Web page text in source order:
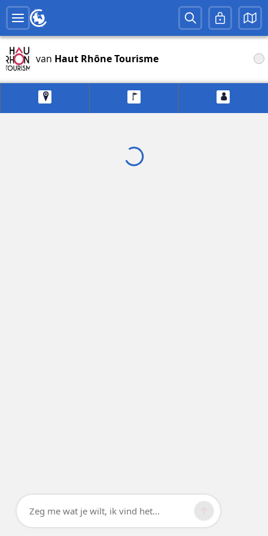
van Haut Rhône Tourisme
Zeg me wat je wilt, ik vind het...